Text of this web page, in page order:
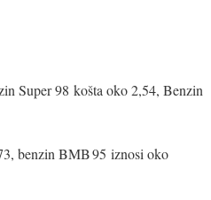
Super 98 košta oko 2,54, Benzin
benzin BMB 95 iznosi oko